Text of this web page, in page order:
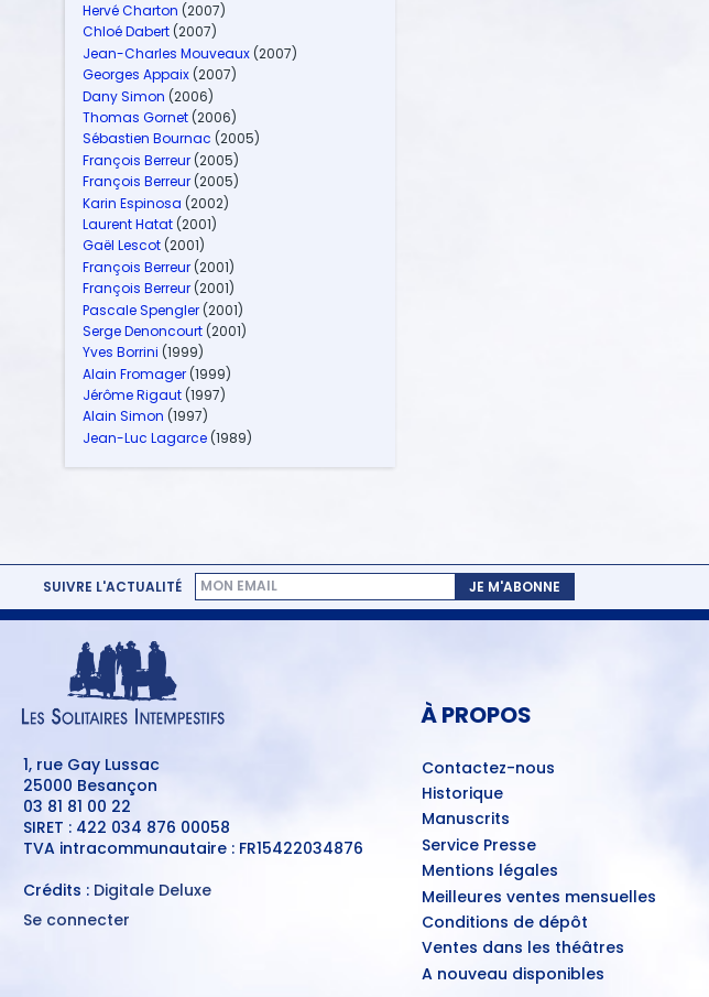
Hervé Charton (2007)
Chloé Dabert (2007)
Jean-Charles Mouveaux (2007)
Georges Appaix (2007)
Dany Simon (2006)
Thomas Gornet (2006)
Sébastien Bournac (2005)
François Berreur (2005)
François Berreur (2005)
Karin Espinosa (2002)
Laurent Hatat (2001)
Gaël Lescot (2001)
François Berreur (2001)
François Berreur (2001)
Pascale Spengler (2001)
Serge Denoncourt (2001)
Yves Borrini (1999)
Alain Fromager (1999)
Jérôme Rigaut (1997)
Alain Simon (1997)
Jean-Luc Lagarce (1989)
SUIVRE L'ACTUALITÉ JE M'ABONNE
1, rue Gay Lussac
25000 Besançon
03 81 81 00 22
SIRET : 422 034 876 00058
TVA intracommunautaire : FR15422034876
Crédits : Digitale Deluxe
MENU
Se connecter
À PROPOS
Contactez-nous
Historique
Manuscrits
Service Presse
Mentions légales
Meilleures ventes mensuelles
Conditions de dépôt
Ventes dans les théâtres
A nouveau disponibles